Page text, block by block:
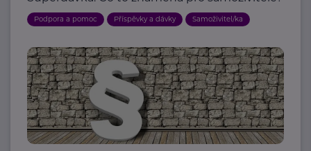
Podpora a pomoc Příspěvky a dávky Samoživitel/ka